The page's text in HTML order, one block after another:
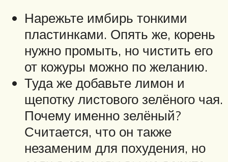
Нарежьте имбирь тонкими
пластинками. Опять же, корень
нужно промыть, но чистить его
от кожуры можно по желанию.
Туда же добавьте лимон и
щепотку листового зелёного чая.
Почему именно зелёный?
Считается, что он также
незаменим для похудения, но